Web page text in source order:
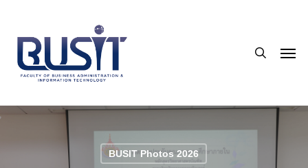
main
content
BUSIT Photos 2026